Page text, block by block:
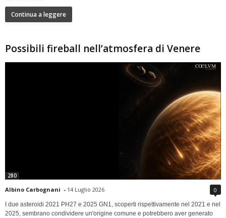
Continua a leggere
Possibili fireball nell’atmosfera di Venere
280
Albino Carbognani - 14 Luglio 2026 0
I due asteroidi 2021 PH27 e 2025 GN1, scoperti rispettivamente nel 2021 e nel
2025, sembrano condividere un'origine comune e potrebbero aver generato